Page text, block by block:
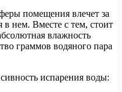
помещения влечет за
в нем. Вместе с тем, стоит
влажность
граммов водяного пара
испарения воды: